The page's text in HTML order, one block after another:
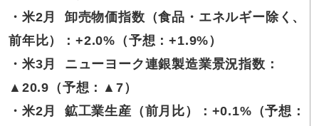
・米2月 卸売物価指数（食品・エネルギー除く、
前年比）：+2.0%（予想：+1.9%）
・米3月 ニューヨーク連銀製造業景況指数：
▲20.9（予想：▲7）
・米2月 鉱工業生産（前月比）：+0.1%（予想：